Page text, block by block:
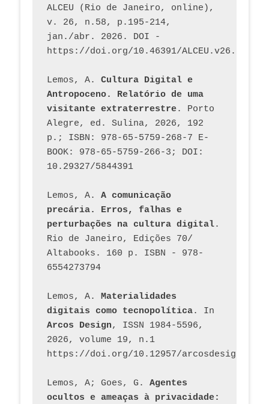
ALCEU (Rio de Janeiro, online),
v. 26, n.58, p.195-214,
jan./abr. 2026. DOI -
https://doi.org/10.46391/
Lemos, A. Cultura Digital e
Antropoceno. Relatório de uma
visitante extraterrestre. Porto
Alegre, ed. Sulina, 2026, 192
p.; ISBN: 978-65-5759-268-7 E-
BOOK: 978-65-5759-266-3; DOI:
10.29327/5844391
Lemos, A. A comunicação
precária. Erros, falhas e
perturbações na cultura digital.
Rio de Janeiro, Edições 70/
Altabooks. 160 p. ISBN - 978-
6554273794
Lemos, A. Materialidades
digitais como tecnopolítica
Arcos Design, ISSN 1984-5596,
2026, volume 19, n.1
https://doi.org/10.12957/
Lemos, A; Goes, G. Agentes
ocultos e ameaças à privacidade: